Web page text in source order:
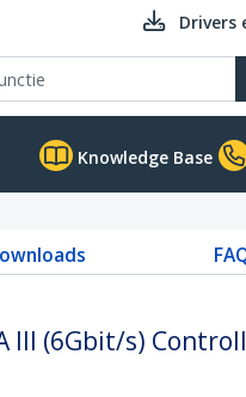
Drivers
Knowledge Base
III (6Gbit/s)